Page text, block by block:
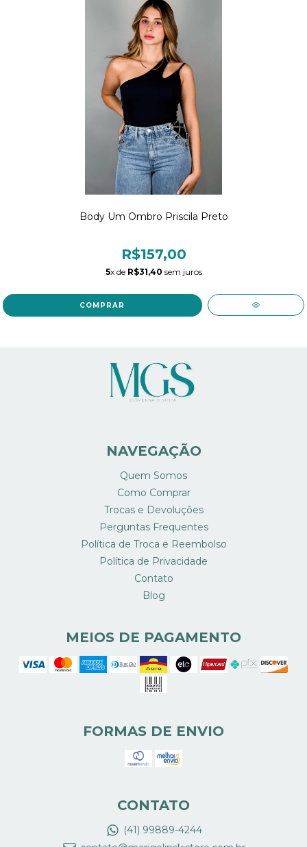
Body Um Ombro Priscila Preto
R$157,00
5x de R$31,40 sem juros
COMPRAR
NAVEGAÇÃO
Quem Somos
Como Comprar
Trocas e Devoluções
Perguntas Frequentes
Política de Troca e Reembolso
Política de Privacidade
Contato
Blog
MEIOS DE PAGAMENTO
FORMAS DE ENVIO
CONTATO
(41) 99889-4244